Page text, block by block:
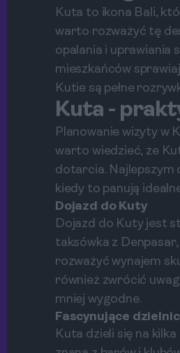
Kuta to ikona Bali,
warto rozważyć tę
opalania i uprawiania
mieszkańców
Kutie są pełne
Kuta -
Planowanie wizyty w
warto wiedzieć, że
dotarcia. Najlepszym
kiedy to panują
Dojazd do Kuty
Dojazd do Kuty jest
taksówka z
rozważyć wynajem
również zwrócić
mniej wygodne.
Fascynujące
Kuta dzieli się na